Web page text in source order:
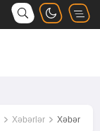
Xəbərlər Xəbər